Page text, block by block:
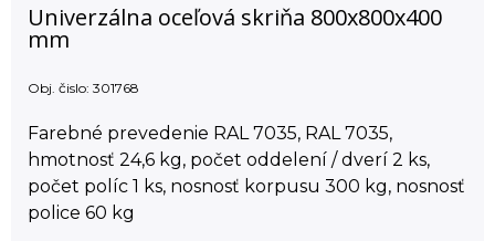
Univerzálna oceľová skriňa 800x800x400
mm
Obj. čislo: 301768
Farebné prevedenie RAL 7035, RAL 7035,
hmotnosť 24,6 kg, počet oddelení / dverí 2 ks,
počet políc 1 ks, nosnosť korpusu 300 kg, nosnosť
police 60 kg